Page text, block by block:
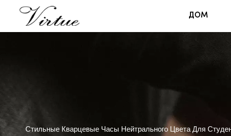
ДОМ
Стильные Кварцевые Часы Нейтрального Цвета Для